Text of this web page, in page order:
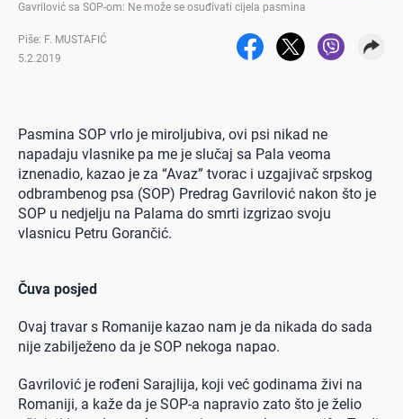
Gavrilović sa SOP-om: Ne može se osuđivati cijela pasmina
Piše: F. MUSTAFIĆ
5.2.2019
Pasmina SOP vrlo je miroljubiva, ovi psi nikad ne
napadaju vlasnike pa me je slučaj sa Pala veoma
iznenadio, kazao je za “Avaz” tvorac i uzgajivač srpskog
odbrambenog psa (SOP) Predrag Gavrilović nakon što je
SOP u nedjelju na Palama do smrti izgrizao svoju
vlasnicu Petru Gorančić.
Čuva posjed
Ovaj travar s Romanije kazao nam je da nikada do sada
nije zabilježeno da je SOP nekoga napao.
Gavrilović je rođeni Sarajlija, koji već godinama živi na
Romaniji, a kaže da je SOP-a napravio zato što je želio